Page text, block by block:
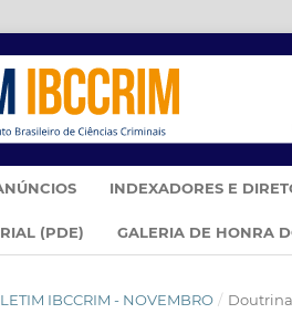
INDEXADORES E
(PDE) GALERIA DE HONRA
IBCCRIM - NOVEMBRO / Doutrina